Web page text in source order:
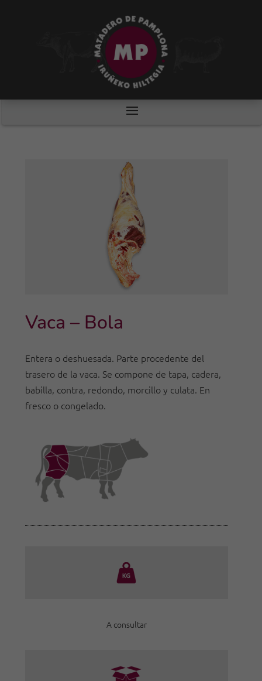
Vaca – Bola
Entera o deshuesada. Parte procedente del
trasero de la vaca. Se compone de tapa, cadera,
babilla, contra, redondo, morcillo y culata. En
fresco o congelado.
A consultar